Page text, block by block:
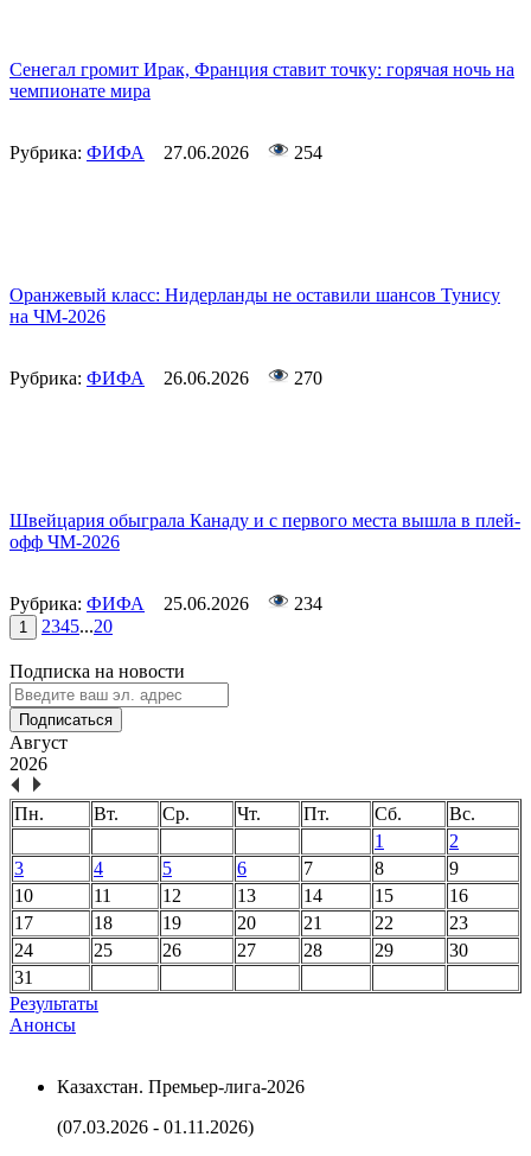
Сенегал громит Ирак, Франция ставит точку: горячая ночь на
чемпионате мира
Рубрика: ФИФА 27.06.2026 254
Оранжевый класс: Нидерланды не оставили шансов Тунису
на ЧМ-2026
Рубрика: ФИФА 26.06.2026 270
Швейцария обыграла Канаду и с первого места вышла в плей-
офф ЧМ-2026
Рубрика: ФИФА 25.06.2026 234
1 2345...20
Подписка на новости
Подписаться
Август
2026
Пн. Вт. Ср. Чт. Пт. Сб.
Вс.
1
2
3
4 5 6 7 8
9
10
11 12 13 14 15
16
17
18 19 20 21 22
23
24
25 26 27 28 29
30
31
Результаты
Анонсы
Казахстан. Премьер-лига-2026
(07.03.2026 - 01.11.2026)